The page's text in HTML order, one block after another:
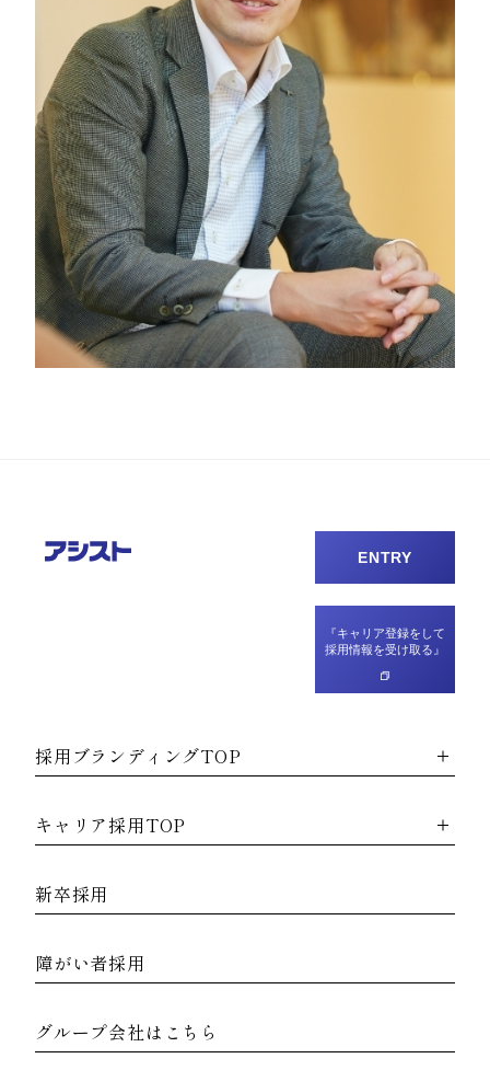
採用ブランディングTOP
キャリア採用TOP
新卒採用
障がい者採用
グループ会社はこちら
ENTRY
『キャリア登録をして
採用情報を受け取る』